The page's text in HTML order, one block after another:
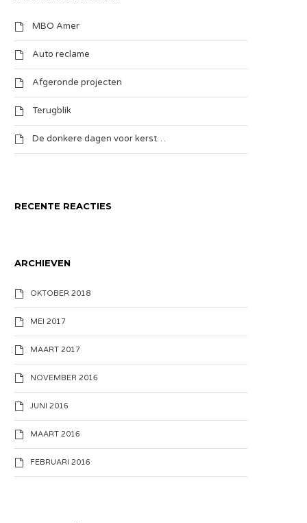
MBO Amer
Auto reclame
Afgeronde projecten
Terugblik
De donkere dagen voor kerst…
RECENTE REACTIES
ARCHIEVEN
OKTOBER 2018
MEI 2017
MAART 2017
NOVEMBER 2016
JUNI 2016
MAART 2016
FEBRUARI 2016